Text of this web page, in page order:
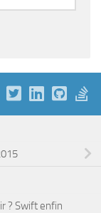
? Swift enfin